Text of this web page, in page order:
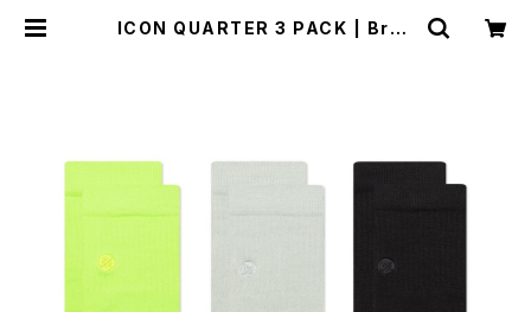
ICON QUARTER 3 PACK | Brya